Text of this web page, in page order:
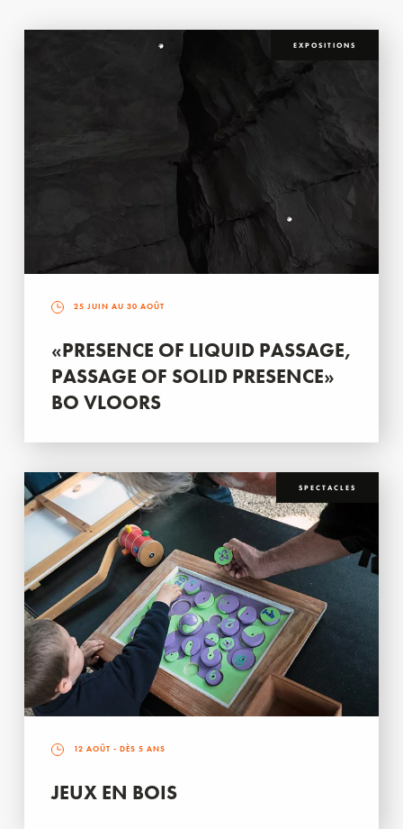
EXPOSITIONS
25 JUIN AU 30 AOÛT
«PRESENCE OF LIQUID PASSAGE,
PASSAGE OF SOLID PRESENCE»
BO VLOORS
SPECTACLES
12 AOÛT - DÈS 5 ANS
JEUX EN BOIS